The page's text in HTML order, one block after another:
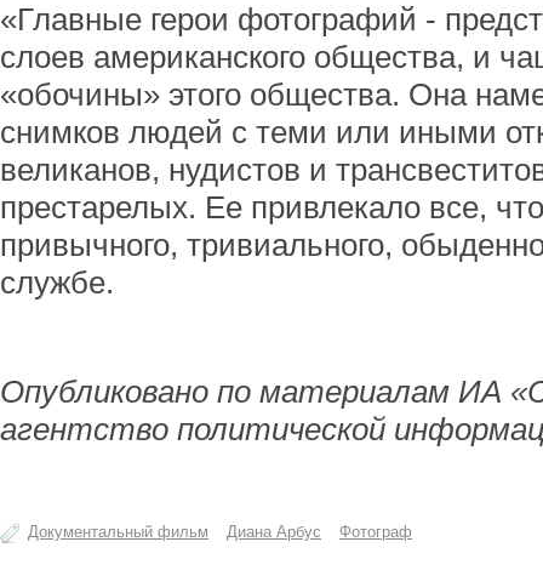
«Главные герои фотографий -
слоев американского общества, и
«обочины» этого общества. Она
снимков людей с теми или иными
великанов, нудистов и
престарелых. Ее привлекало все,
привычного, тривиального,
службе.
Опубликовано по материалам ИА
агентство политической
Документальный фильм Диана Арбус Фотограф